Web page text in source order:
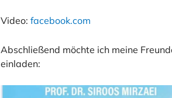
Video:facebook.com
Abschließend möchte ich meine
einladen: